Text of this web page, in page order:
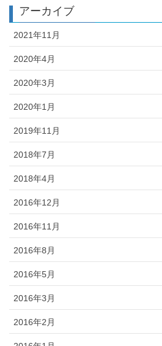
アーカイブ
2021年11月
2020年4月
2020年3月
2020年1月
2019年11月
2018年7月
2018年4月
2016年12月
2016年11月
2016年8月
2016年5月
2016年3月
2016年2月